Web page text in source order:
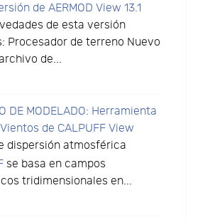
de AERMOD View 13.1
de esta versión
Procesador de terreno Nuevo
de...
DE MODELADO: Herramienta
de CALPUFF View
dispersión atmosférica
se basa en campos
tridimensionales en...